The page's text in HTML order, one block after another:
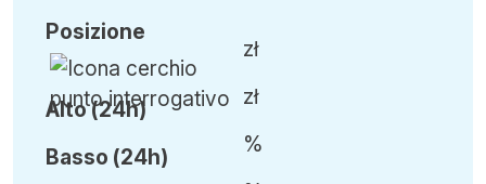
Posizione
Alto (24h)
Basso (24h)
zł
zł
%